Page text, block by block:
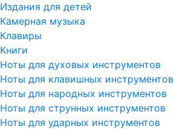
Издания для детей
Камерная музыка
Клавиры
Книги
Ноты для духовых инструментов
Ноты для клавишных инструментов
Ноты для народных инструментов
Ноты для струнных инструментов
Ноты для ударных инструментов